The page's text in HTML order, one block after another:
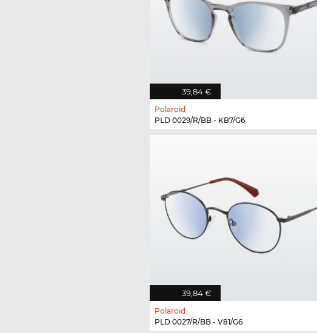
39,84 €
Polaroid
PLD 0029/R/BB - KB7/G6
39,84 €
Polaroid
PLD 0027/R/BB - V81/G6